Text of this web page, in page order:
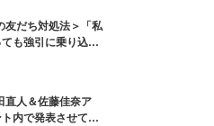
友だち対処法＞「私
も強引に乗り込ん
直人＆佐藤佳奈ア
内で発表させてい